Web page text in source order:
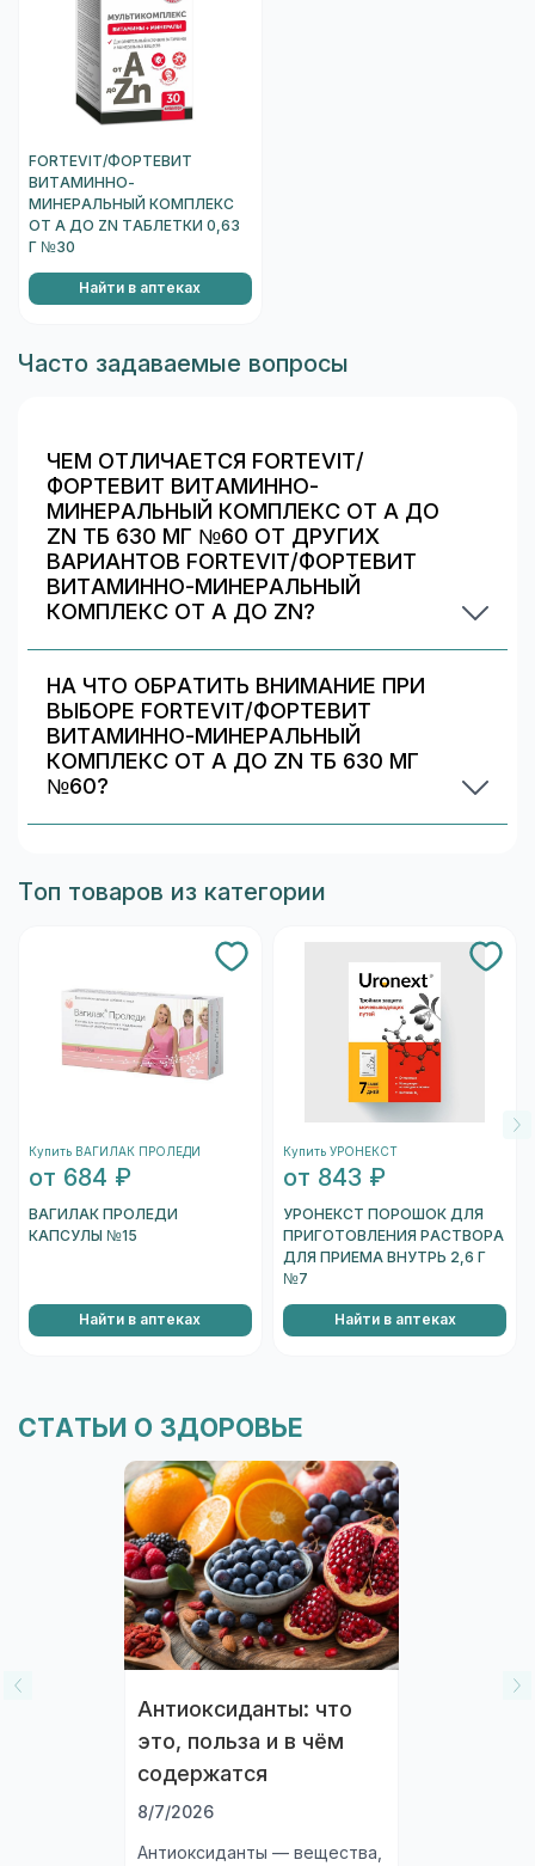
FORTEVIT/ФОРТЕВИТ
ВИТАМИННО-
МИНЕРАЛЬНЫЙ КОМПЛЕКС
ОТ A ДО ZN ТАБЛЕТКИ 0,63
Г №30
Найти в аптеках
Часто задаваемые вопросы
ЧЕМ ОТЛИЧАЕТСЯ FORTEVIT/
ФОРТЕВИТ ВИТАМИННО-
МИНЕРАЛЬНЫЙ КОМПЛЕКС ОТ A ДО
ZN ТБ 630 МГ №60 ОТ ДРУГИХ
ВАРИАНТОВ FORTEVIT/ФОРТЕВИТ
ВИТАМИННО-МИНЕРАЛЬНЫЙ
КОМПЛЕКС ОТ A ДО ZN?
«Формы выпуска» можно сравнить цены и
наличие в Химках.
НА ЧТО ОБРАТИТЬ ВНИМАНИЕ ПРИ
ВЫБОРЕ FORTEVIT/ФОРТЕВИТ
ВИТАМИННО-МИНЕРАЛЬНЫЙ
КОМПЛЕКС ОТ A ДО ZN ТБ 630 МГ
№60?
карточке товара. При сомнениях
Топ товаров из категории
Купить ВАГИЛАК ПРОЛЕДИ
от 684 ₽
ВАГИЛАК ПРОЛЕДИ
КАПСУЛЫ №15
Найти в аптеках
Купить УРОНЕКСТ
от 843 ₽
УРОНЕКСТ ПОРОШОК ДЛЯ
ПРИГОТОВЛЕНИЯ РАСТВОРА
ДЛЯ ПРИЕМА ВНУТРЬ 2,6 Г
№7
Найти в аптеках
СТАТЬИ О ЗДОРОВЬЕ
Антиоксиданты: что
это, польза и в чём
содержатся
8/7/2026
Антиоксиданты — вещества,